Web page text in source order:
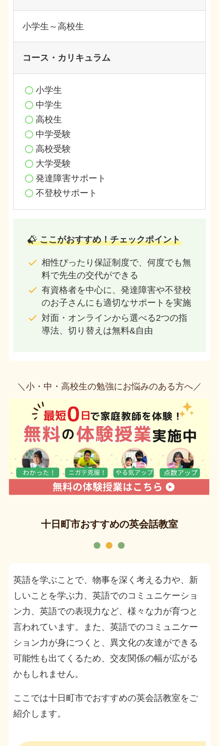
小学生～高校生
コース・カリキュラム
小学生
中学生
高校生
中学受験
高校受験
大学受験
発達障害サポート
不登校サポート
ここがおすすめ！チェックポイント
相性ぴったり保証制度で、何度でも無
料で先生の交代ができる
有資格者を中心に、発達障害や不登校
のお子さんにも適切なサポートを実施
対面・オンラインから選べる2つの指
導法、切り替えは無料&自由
＼小・中・高校生の勉強にお悩みのある方へ／
十日町市おすすめの英会話教室
英語を学ぶことで、物事を深く考える力や、新
しいことを学ぶ力、英語でのコミュニケーショ
ン力、英語での表現力など、様々な力が育つと
言われています。また、英語でのコミュニケー
ション力が身につくと、異文化の友達ができる
可能性も出てくるため、交友関係の幅が広がる
かもしれません。
ここでは十日町市でおすすめの英会話教室をご
紹介します。